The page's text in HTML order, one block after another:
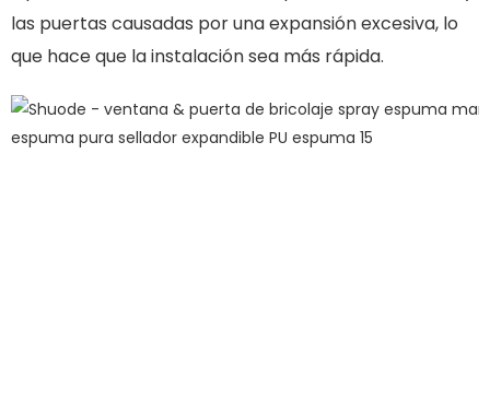
las puertas causadas por una expansión excesiva, lo
que hace que la instalación sea más rápida.